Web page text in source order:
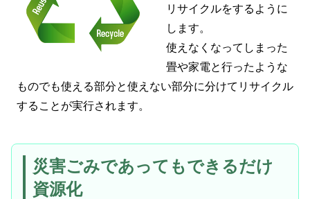
リサイクルをするように
します。
使えなくなってしまった
畳や家電と行ったような
ものでも使える部分と使えない部分に分けてリサイクル
することが実行されます。
災害ごみであってもできるだけ
資源化